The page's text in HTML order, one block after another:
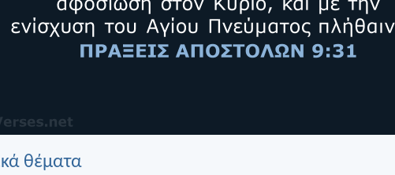
θέματα